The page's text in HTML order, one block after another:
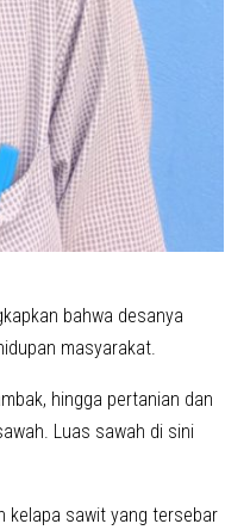
bahwa desanya
masyarakat.
hingga pertanian dan
Luas sawah di sini
kelapa sawit yang tersebar